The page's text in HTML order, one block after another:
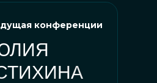
конференции